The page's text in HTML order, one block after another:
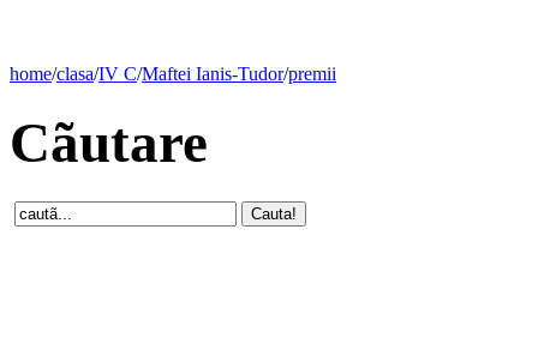
home/clasa/IV C/Maftei Ianis-Tudor/premii
Cãutare